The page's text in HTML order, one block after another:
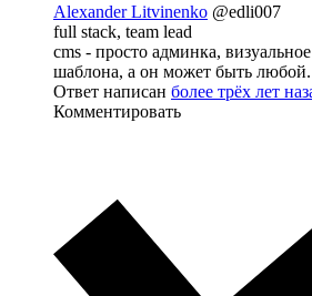
Alexander Litvinenko @edli007
full stack, team lead
cms - просто админка,
шаблона, а он может быть любой.
Ответ написан более трёх лет
Комментировать